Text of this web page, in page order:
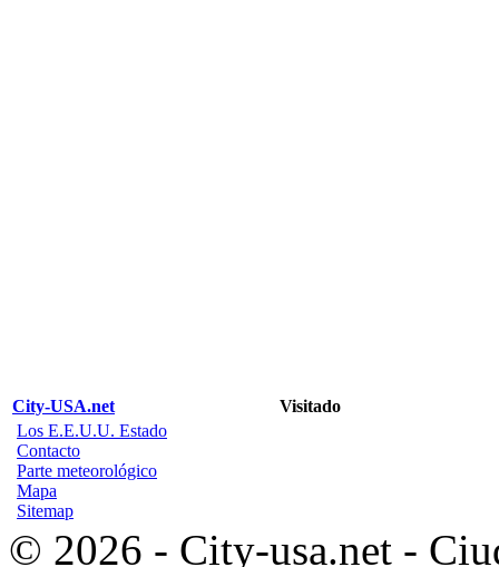
City-USA.net
Visitado
Los E.E.U.U. Estado
Contacto
Parte meteorológico
Mapa
Sitemap
© 2026 - City-usa.net -